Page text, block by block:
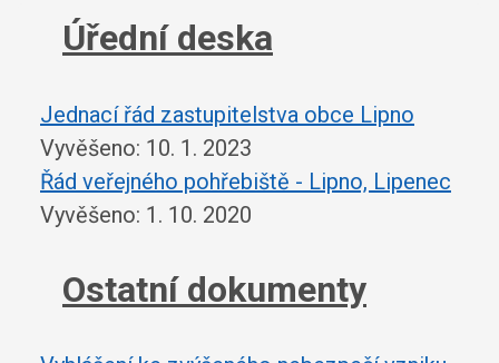
Úřední deska
Jednací řád zastupitelstva obce Lipno
Vyvěšeno: 10. 1. 2023
Řád veřejného pohřebiště - Lipno, Lipenec
Vyvěšeno: 1. 10. 2020
Ostatní dokumenty